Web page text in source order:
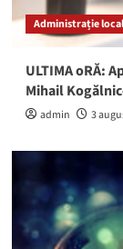
Administrație
ULTIMA oRĂ:
Mihail
admin 3